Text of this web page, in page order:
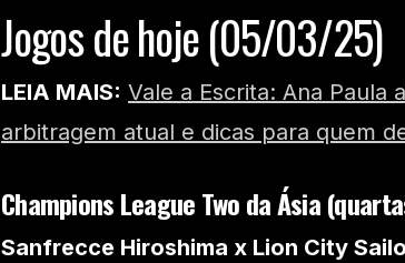
Jogos de hoje (05/03/25)
LEIA MAIS: Vale a Escrita: Ana Paula
arbitragem atual e dicas para quem
Champions League Two da Ásia
Sanfrecce Hiroshima x Lion City